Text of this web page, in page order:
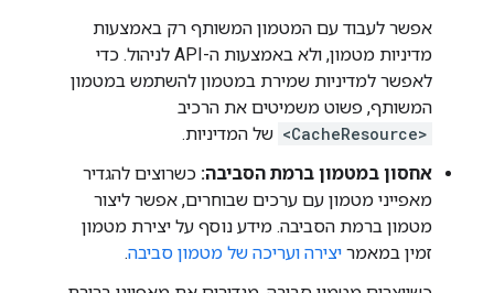
אפשר לעבוד עם המטמון המשותף רק באמצעות
מדיניות מטמון, ולא באמצעות ה-API לניהול. כדי
לאפשר למדיניות שמירת במטמון להשתמש במטמון
המשותף, פשוט משמיטים את הרכיב
<CacheResource> של המדיניות.
אחסון במטמון ברמת הסביבה: כשרוצים להגדיר
מאפייני מטמון עם ערכים שבוחרים, אפשר ליצור
מטמון ברמת הסביבה. מידע נוסף על יצירת מטמון
זמין במאמר יצירה ועריכה של מטמון סביבה.